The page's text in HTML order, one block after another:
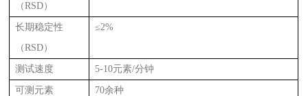
（RSD）
长期稳定性
（RSD）
≤2%
测试速度 5-10元素/分钟
可测元素 70余种